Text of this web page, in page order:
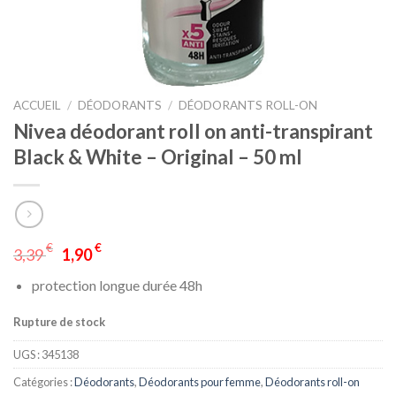
ACCUEIL / DÉODORANTS / DÉODORANTS ROLL-ON
Nivea déodorant roll on anti-transpirant
Black & White – Original – 50 ml
3,39€ 1,90€
protection longue durée 48h
Rupture de stock
UGS :345138
Catégories :Déodorants,Déodorants pour femme,Déodorants roll-on